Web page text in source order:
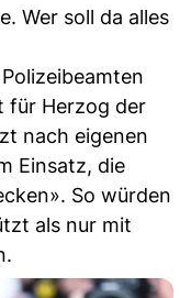
Wer soll da alles
für Herzog der
nach eigenen
Einsatz, die
So würden
als nur mit